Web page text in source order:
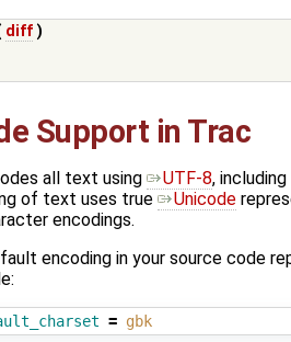
diff )
Support in Trac
all text using UTF-8,
of text uses true
Unicode
encodings.
encoding in your source code
= gbk